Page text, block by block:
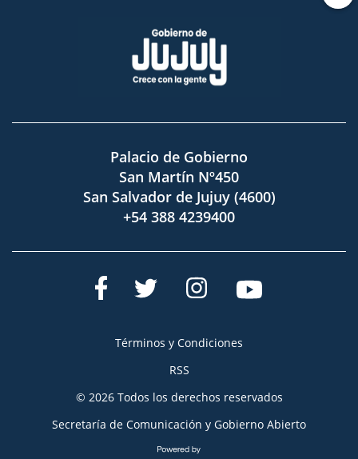
Palacio de Gobierno
San Martín Nº450
San Salvador de Jujuy (4600)
+54 388 4239400
Términos y Condiciones
RSS
© 2026 Todos los derechos reservados
Secretaría de Comunicación y Gobierno Abierto